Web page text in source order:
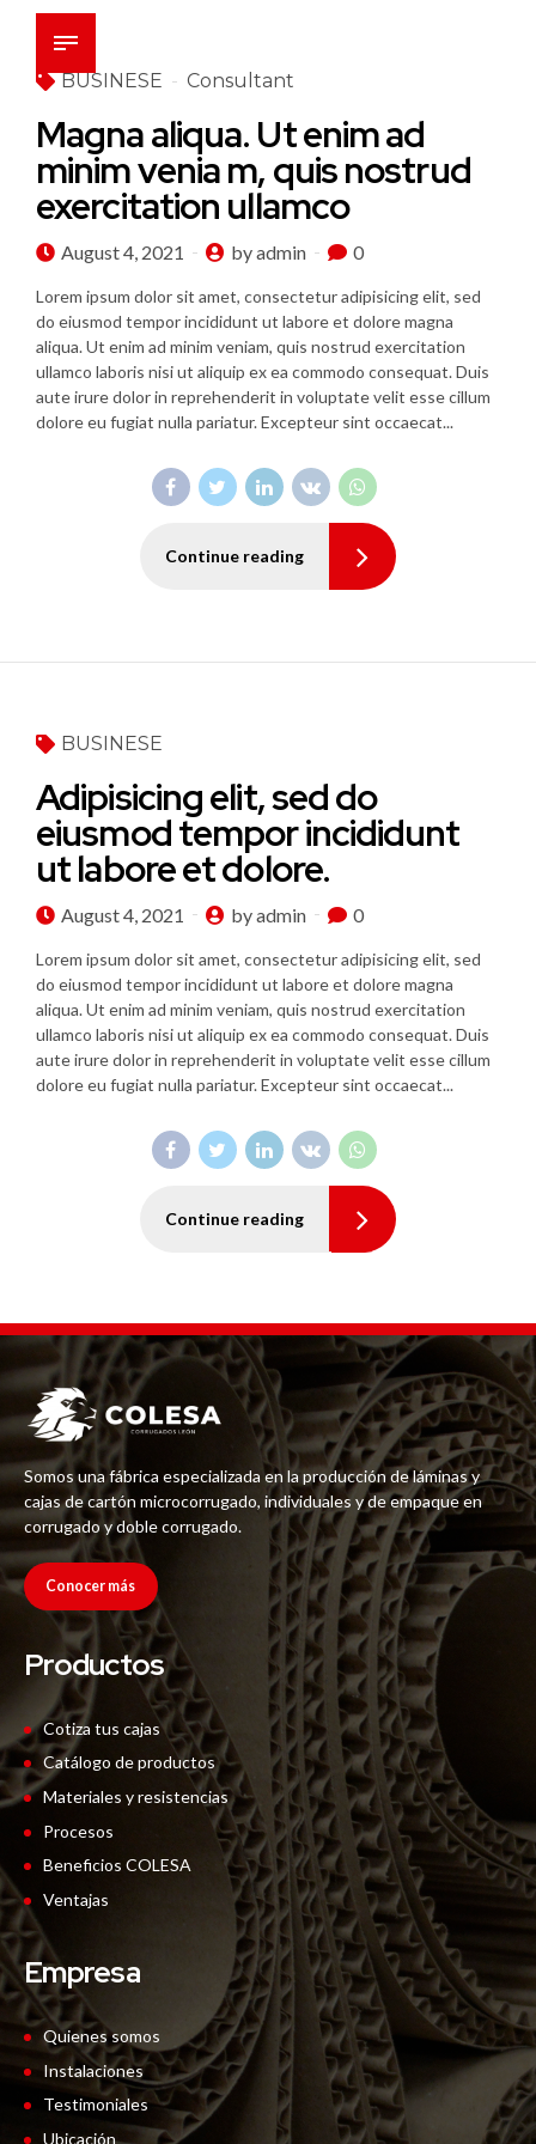
BUSINESE Consultant
Magna aliqua. Ut enim ad
minim venia m, quis nostrud
exercitation ullamco
August 4, 2021 by admin 0
Lorem ipsum dolor sit amet, consectetur adipisicing elit, sed
do eiusmod tempor incididunt ut labore et dolore magna
aliqua. Ut enim ad minim veniam, quis nostrud exercitation
ullamco laboris nisi ut aliquip ex ea commodo consequat. Duis
aute irure dolor in reprehenderit in voluptate velit esse cillum
dolore eu fugiat nulla pariatur. Excepteur sint occaecat...
Continue reading
BUSINESE
Adipisicing elit, sed do
eiusmod tempor incididunt
ut labore et dolore.
August 4, 2021 by admin 0
Lorem ipsum dolor sit amet, consectetur adipisicing elit, sed
do eiusmod tempor incididunt ut labore et dolore magna
aliqua. Ut enim ad minim veniam, quis nostrud exercitation
ullamco laboris nisi ut aliquip ex ea commodo consequat. Duis
aute irure dolor in reprehenderit in voluptate velit esse cillum
dolore eu fugiat nulla pariatur. Excepteur sint occaecat...
Continue reading
Somos una fábrica especializada en la producción de láminas y
cajas de cartón microcorrugado, individuales y de empaque en
corrugado y doble corrugado.
Conocer más
Productos
Cotiza tus cajas
Catálogo de productos
Materiales y resistencias
Procesos
Beneficios COLESA
Ventajas
Empresa
Quienes somos
Instalaciones
Testimoniales
Ubicación